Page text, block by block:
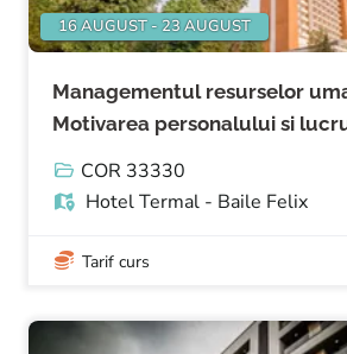
16 AUGUST - 23 AUGUST
Managementul resurselor
Motivarea personalului si
COR 33330
Hotel Termal - Baile Felix
Tarif curs